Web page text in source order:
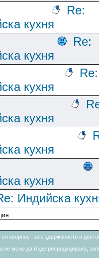
Re:
кухня
Re:
кухня
Re:
кухня
кухня
кухня
кухня
Индийска
за съдържанието и
не може да бъде репродуцирана,